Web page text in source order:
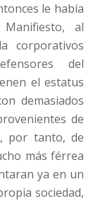
le había
al
corporativos
del
el estatus
demasiados
de
por tanto, de
más férrea
ya en un
sociedad,